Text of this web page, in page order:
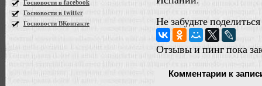
Госновости в facebook
Госновости в twitter
Госновости ВКонтакте
Не забудьте
Отзывы и пинг пока
Комментарии к